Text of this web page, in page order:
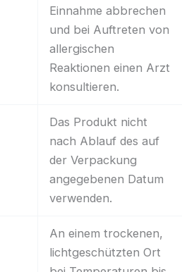
Einnahme abbrechen
und bei Auftreten von
allergischen
Reaktionen einen Arzt
konsultieren.
Das Produkt nicht
nach Ablauf des auf
der Verpackung
angegebenen Datum
verwenden.
An einem trockenen,
lichtgeschützten Ort